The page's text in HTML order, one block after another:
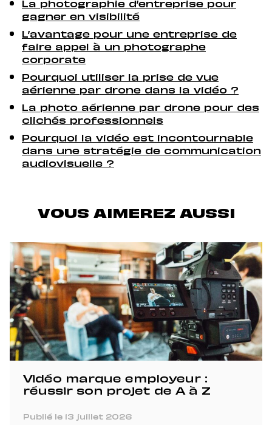
La photographie d’entreprise pour
gagner en visibilité
L’avantage pour une entreprise de
faire appel à un photographe
corporate
Pourquoi utiliser la prise de vue
aérienne par drone dans la vidéo ?
La photo aérienne par drone pour des
clichés professionnels
Pourquoi la vidéo est incontournable
dans une stratégie de communication
audiovisuelle ?
VOUS AIMEREZ AUSSI
Vidéo marque employeur :
réussir son projet de A à Z
Publié le 13 juillet 2026